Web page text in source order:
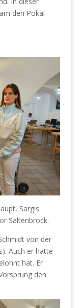
den Pokal
Sargis
Saltenbrock.
von der
Auch er hatte
hat. Er
den